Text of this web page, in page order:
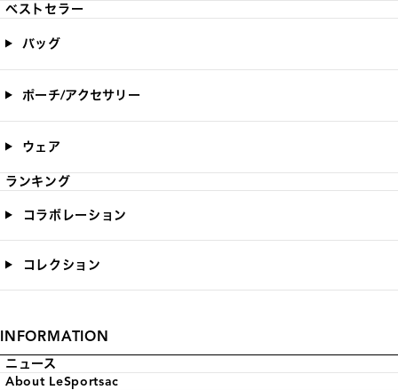
ベストセラー
バッグ
ポーチ/アクセサリー
ウェア
ランキング
コラボレーション
コレクション
INFORMATION
ニュース
About LeSportsac